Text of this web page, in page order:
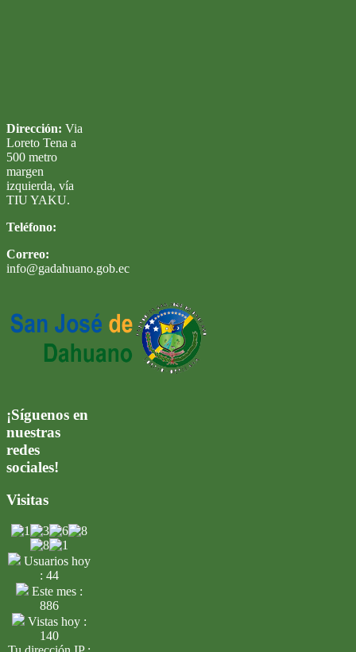
Dirección: Via
Loreto Tena a
500 metro
margen
izquierda, vía
TIU YAKU.
Teléfono:
Correo:
info@gadahuano.gob.ec
¡Síguenos en
nuestras
redes
sociales!
Visitas
Usuarios hoy
: 44
Este mes :
886
Vistas hoy :
140